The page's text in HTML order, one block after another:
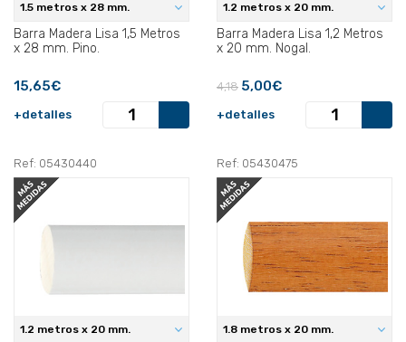
1.5 metros x 28 mm.
Barra Madera Lisa 1,5 Metros
x 28 mm. Pino.
15,65€
+detalles
1.2 metros x 20 mm.
Barra Madera Lisa 1,2 Metros
x 20 mm. Nogal.
4,18 5,00€
+detalles
Ref: 05430440
1.2 metros x 20 mm.
Ref: 05430475
1.8 metros x 20 mm.